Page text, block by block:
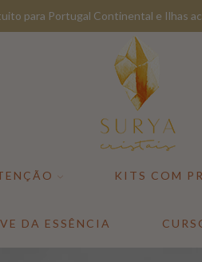
para Portugal Continental e Ilhas
KITS COM
DA ESSÊNCIA